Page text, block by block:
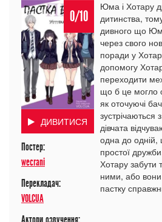
0/10
ДИВИТИСЯ
Постер:
wecrani
Перекладач:
VOLCUA
Юма і Хотару
дитинства,
дивного що
через свого
поради у
допомогу
переходити
що б це могло
як оточуючі
зустрічаються
дівчата
одна до одній,
простої
Хотару забути
ними, або
пастку